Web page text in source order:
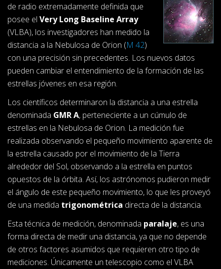
de radio extremadamente definida que
posee el Very Long Baseline Array
(VLBA), los investigadores han medido la
distancia a la Nebulosa de Orion (M 42)
con una precisión sin precedentes. Los nuevos datos
pueden cambiar el entendimiento de la formación de las
estrellas jóvenes en esa región.
Los científicos determinaron la distancia a una estrella
denominada GMR A, perteneciente a un cúmulo de
estrellas en la Nebulosa de Orion. La medición fue
realizada observando el pequeño movimiento aparente de
la estrella causado por el movimiento de la Tierra
alrededor del Sol, observando a la estrella en puntos
opuestos de la órbita. Así, los astrónomos pudieron medir
el ángulo de este pequeño movimiento, lo que les proveyó
de una medida trigonométrica directa de la distancia.
Esta técnica de medición, denominada paralaje, es una
forma directa de medir una distancia, ya que no depende
de otros factores asumidos que requieren otro tipo de
mediciones. Únicamente un telescopio como el VLBA